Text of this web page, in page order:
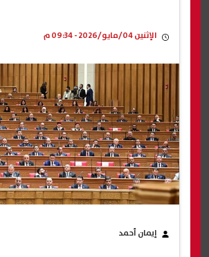
الإثنين 04/مايو/2026 - 09:34 م
إيمان أحمد